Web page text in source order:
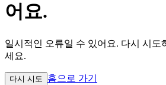
어요.
일시적인 오류일 수 있어요. 다시 시도
세요.
다시 시도 홈으로 가기